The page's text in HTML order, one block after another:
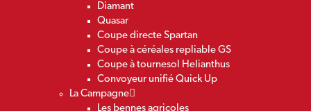
Diamant
Quasar
Coupe directe Spartan
Coupe à céréales repliable GS
Coupe à tournesol Helianthus
Convoyeur unifié Quick Up
La Campagne
Les bennes agricoles